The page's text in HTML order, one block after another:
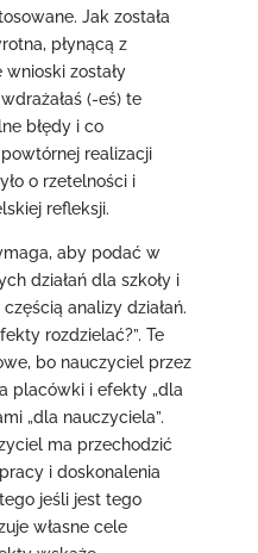
Jak została
płynącą z
zostały
(-eś) te
błędy i co
realizacji
o rzetelności i
refleksji.
aby podać w
działań dla szkoły i
analizy działań.
rozdzielać?”. Te
bo nauczyciel przez
placówki i efekty „dla
„dla nauczyciela”.
ma przechodzić
i doskonalenia
jeśli jest tego
własne cele